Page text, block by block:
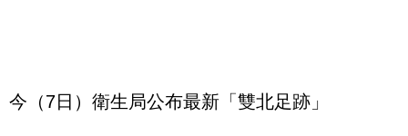
今（7日）衛生局公布最新「雙北足跡」